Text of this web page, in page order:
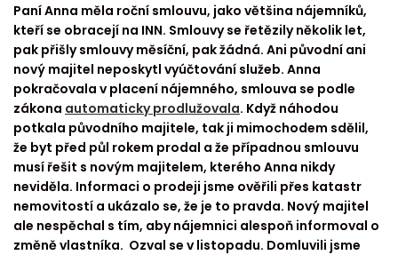
Paní Anna měla roční smlouvu, jako většina nájemníků,
kteří se obracejí na INN. Smlouvy se řetězily několik let,
pak přišly smlouvy měsíční, pak žádná. Ani původní ani
nový majitel neposkytl vyúčtování služeb. Anna
pokračovala v placení nájemného, smlouva se podle
zákona automaticky prodlužovala. Když náhodou
potkala původního majitele, tak ji mimochodem sdělil,
že byt před půl rokem prodal a že případnou smlouvu
musí řešit s novým majitelem, kterého Anna nikdy
neviděla. Informaci o prodeji jsme ověřili přes katastr
nemovitostí a ukázalo se, že je to pravda. Nový majitel
ale nespěchal s tím, aby nájemnici alespoň informoval o
změně vlastníka. Ozval se v listopadu. Domluvili jsme